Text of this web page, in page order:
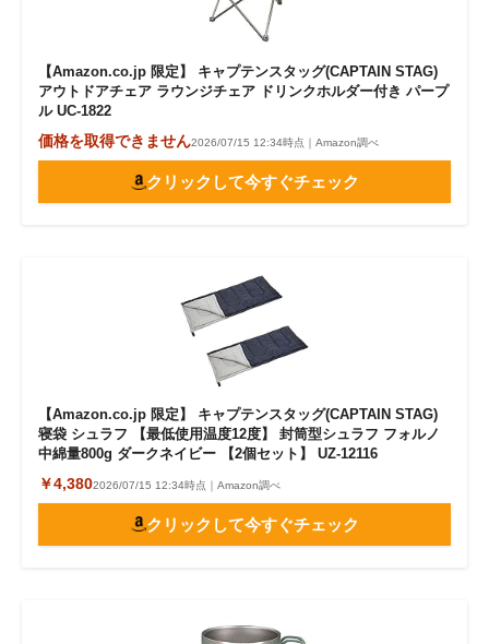
【Amazon.co.jp 限定】 キャプテンスタッグ(CAPTAIN STAG)
アウトドアチェア ラウンジチェア ドリンクホルダー付き パープ
ル UC-1822
価格を取得できません2026/07/15 12:34時点｜Amazon調べ
クリックして今すぐチェック
【Amazon.co.jp 限定】 キャプテンスタッグ(CAPTAIN STAG)
寝袋 シュラフ 【最低使用温度12度】 封筒型シュラフ フォルノ
中綿量800g ダークネイビー 【2個セット】 UZ-12116
￥4,3802026/07/15 12:34時点｜Amazon調べ
クリックして今すぐチェック